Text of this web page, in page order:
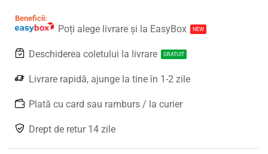
Beneficii:
Poți alege livrare și la EasyBox NEW
Deschiderea coletului la livrare GRATUIT
Livrare rapidă, ajunge la tine în 1-2 zile
Plată cu card sau ramburs / la curier
Drept de retur 14 zile